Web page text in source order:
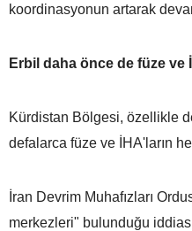
koordinasyonun artarak
Erbil daha önce de füze ve
Kürdistan Bölgesi, özellikle
defalarca füze ve İHA'ların
İran Devrim Muhafızları
merkezleri" bulunduğu